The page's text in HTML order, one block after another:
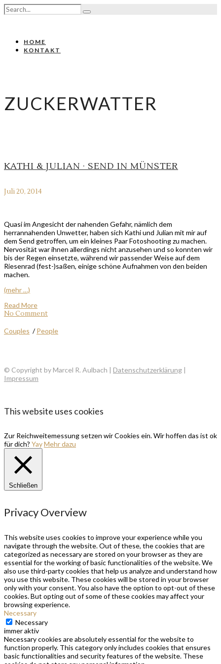
HOME
KONTAKT
ZUCKERWATTER
KATHI & JULIAN · SEND IN MÜNSTER
Juli 20, 2014
Quasi im Angesicht der nahenden Gefahr, nämlich dem
herrannahenden Unwetter, haben sich Kathi und Julian mit mir auf
dem Send getroffen, um ein kleines Paar Fotoshooting zu machen.
Nervosität war ihnen allerdings nicht anzusehen und so konnten wir
bis der Regen einsetzte, während wir passender Weise auf dem
Riesenrad (fest-)saßen, einige schöne Aufnahmen von den beiden
machen.
(mehr …)
Read More
No Comment
Couples /People
© Copyright by Marcel R. Aulbach | Datenschutzerklärung |
Impressum
This website uses cookies
Zur Reichweitemessung setzen wir Cookies ein. Wir hoffen das ist ok
für dich? YayMehr dazu
Schließen
Privacy Overview
This website uses cookies to improve your experience while you
navigate through the website. Out of these, the cookies that are
categorized as necessary are stored on your browser as they are
essential for the working of basic functionalities of the website. We
also use third-party cookies that help us analyze and understand how
you use this website. These cookies will be stored in your browser
only with your consent. You also have the option to opt-out of these
cookies. But opting out of some of these cookies may affect your
browsing experience.
Necessary
Necessary
immer aktiv
Necessary cookies are absolutely essential for the website to
function properly. This category only includes cookies that ensures
basic functionalities and security features of the website. These